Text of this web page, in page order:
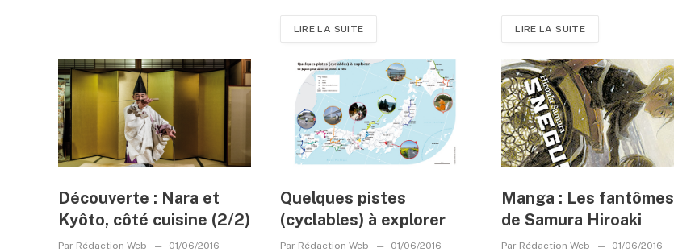
LIRE LA SUITE LIRE LA SUITE
Découverte : Nara et
Kyôto, côté cuisine (2/2)
Par Rédaction Web 01/06/2016
Quelques pistes
(cyclables) à explorer
Par Rédaction Web 01/06/2016
Manga : Les fantômes
de Samura Hiroaki
Par Rédaction Web 01/06/2016